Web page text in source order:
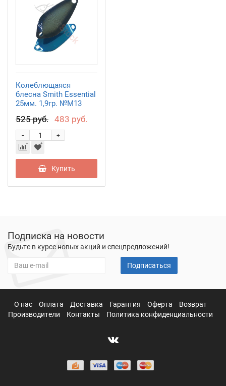
Колеблющаяся
блесна Smith Essential
25мм. 1,9гр. №M13
525 руб. 483 руб.
+
-
Купить
Подписка на новости
Будьте в курсе новых акций и спецпредложений!
Подписаться
О нас Оплата Доставка Гарантия Оферта
Возврат
Производители
Контакты Политика конфиденциальности